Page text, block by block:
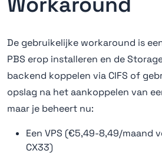
De gebruikelijke workaround is
PBS erop installeren en de
backend koppelen via CIFS of
opslag na het aankoppelen van
maar je beheert nu:
Een VPS (€5,49-8,49/maand
CX33)